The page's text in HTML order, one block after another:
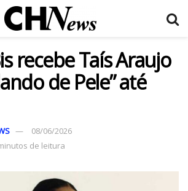
recebe Taís Araujo
de Pele” até
08/06/2026
de leitura